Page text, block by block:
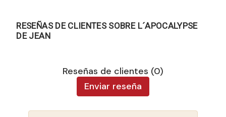
RESEÑAS DE CLIENTES SOBRE L´APOCALYPSE
DE JEAN
Reseñas de clientes (0)
Enviar reseña